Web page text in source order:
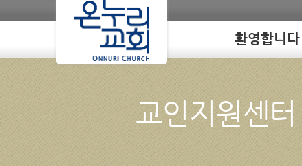
Loading 환영합니다
교인지원센터